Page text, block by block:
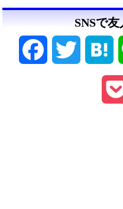
SNSで
Facebook Twitter